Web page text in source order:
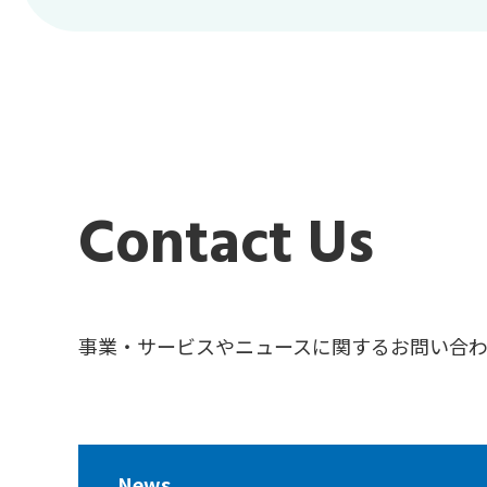
Contact Us
事業・サービスやニュースに関するお問い合